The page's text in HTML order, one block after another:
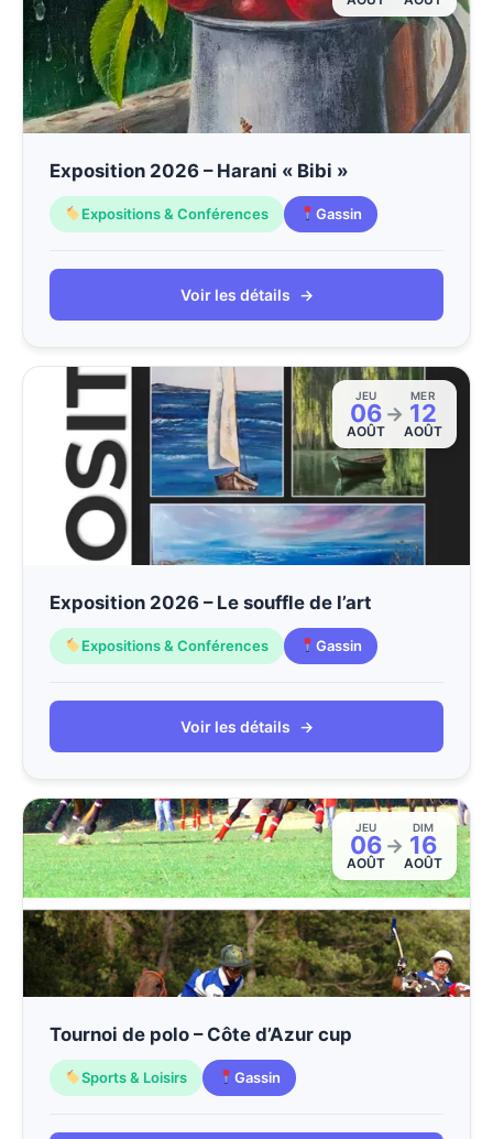
Exposition 2026 – Harani « Bibi »
Expositions & Conférences Gassin
Voir les détails →
JEU
06
AOÛT
→
MER
12
AOÛT
Exposition 2026 – Le souffle de l’art
Expositions & Conférences Gassin
Voir les détails →
JEU
06
AOÛT
→
DIM
16
AOÛT
Tournoi de polo – Côte d’Azur cup
Sports & Loisirs Gassin